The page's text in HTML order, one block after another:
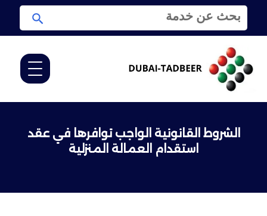
ب
ث
ع
:
ب
ح
ث
الشروط القانونية الواجب توافرها في عقد
استقدام العمالة المنزلية